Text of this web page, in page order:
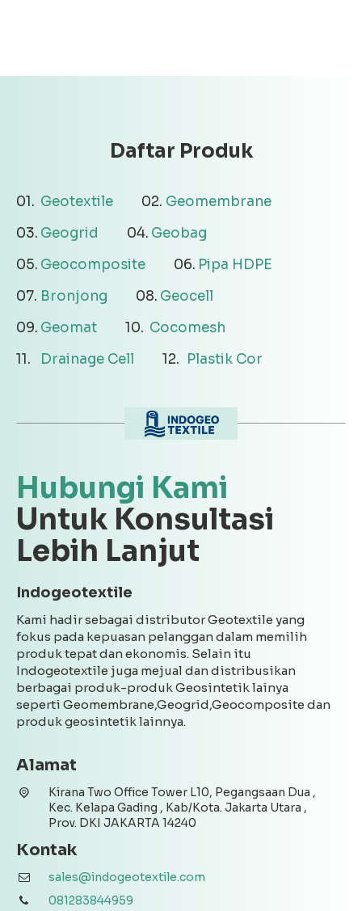
Daftar Produk
Geotextile
Geomembrane
Geogrid
Geobag
Geocomposite
Pipa HDPE
Bronjong
Geocell
Geomat
Cocomesh
Drainage Cell
Plastik Cor
Hubungi Kami
Untuk Konsultasi
Lebih Lanjut
Indogeotextile
Kami hadir sebagai distributor Geotextile yang
fokus pada kepuasan pelanggan dalam memilih
produk tepat dan ekonomis. Selain itu
Indogeotextile juga mejual dan distribusikan
berbagai produk-produk Geosintetik lainya
seperti Geomembrane,Geogrid,Geocomposite dan
produk geosintetik lainnya.
Alamat
Kirana Two Office Tower L10, Pegangsaan Dua ,
Kec. Kelapa Gading , Kab/Kota. Jakarta Utara ,
Prov. DKI JAKARTA 14240
Kontak
sales@indogeotextile.com
081283844959